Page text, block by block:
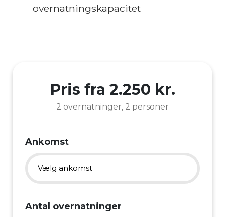
overnatningskapacitet
Pris fra 2.250 kr.
2 overnatninger, 2 personer
Ankomst
Vælg ankomst
Antal overnatninger